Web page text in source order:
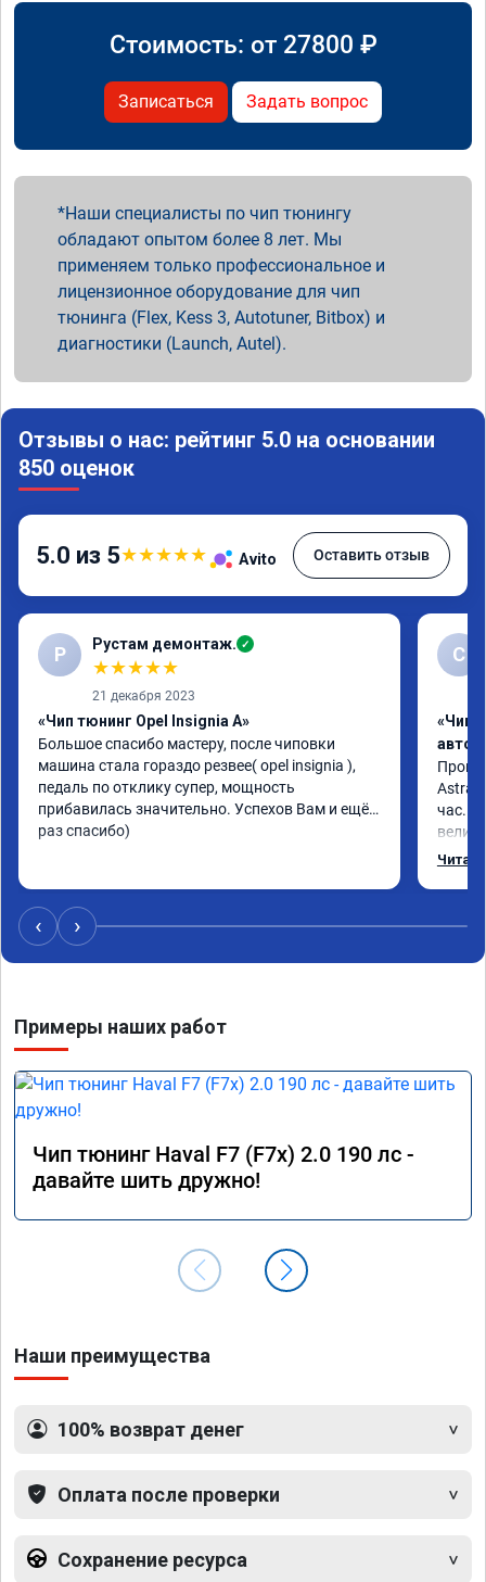
Стоимость: от 27800 ₽
Записаться Задать вопрос
Наши специалисты по чип тюнингу
обладают опытом более 8 лет. Мы
применяем только профессиональное и
лицензионное оборудование для чип
тюнинга (Flex, Kess 3, Autotuner, Bitbox) и
диагностики (Launch, Autel).
Отзывы о нас: рейтинг 5.0 на основании
850 оценок
5.0 из 5★★★★★ Avito Оставить отзыв
Р Рустам демонтаж. ✓
★★★★★
21 декабря 2023
«Чип тюнинг Opel Insignia A»
Большое спасибо мастеру, после чиповки
машина стала гораздо резвее( opel insignia ),
педаль по отклику супер, мощность
прибавилась значительно. Успехов Вам и ещё
раз спасибо)
С
«Чип
Astra
час.
Номер
‹ ›
Примеры наших работ
Чип тюнинг Haval F7 (F7x) 2.0 190 лс -
давайте шить дружно!
Наши преимущества
100% возврат денег
Оплата после проверки
Сохранение ресурса